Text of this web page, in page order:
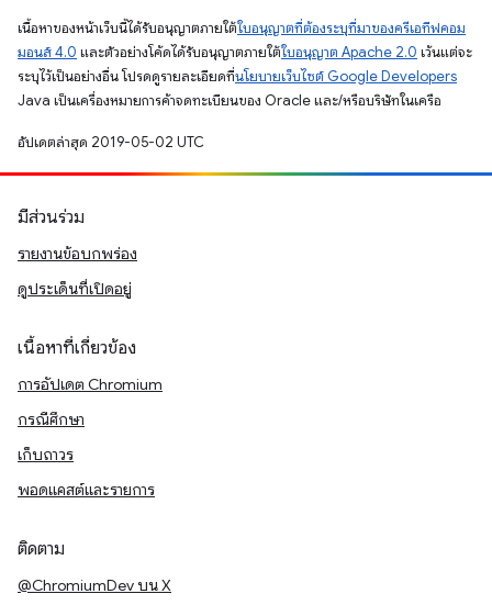
เนื้อหาของหน้าเว็บนี้ได้รับอนุญาตภายใต้ใบอนุญาตที่ต้องระบุที่มาของครีเอทีฟคอม
มอนส์ 4.0 และตัวอย่างโค้ดได้รับอนุญาตภายใต้ใบอนุญาต Apache 2.0 เว้นแต่จะ
ระบุไว้เป็นอย่างอื่น โปรดดูรายละเอียดที่นโยบายเว็บไซต์ Google Developers
Java เป็นเครื่องหมายการค้าจดทะเบียนของ Oracle และ/หรือบริษัทในเครือ
อัปเดตล่าสุด 2019-05-02 UTC
มีส่วนร่วม
รายงานข้อบกพร่อง
ดูประเด็นที่เปิดอยู่
เนื้อหาที่เกี่ยวข้อง
การอัปเดต Chromium
กรณีศึกษา
เก็บถาวร
พอดแคสต์และรายการ
ติดตาม
@ChromiumDev บน X